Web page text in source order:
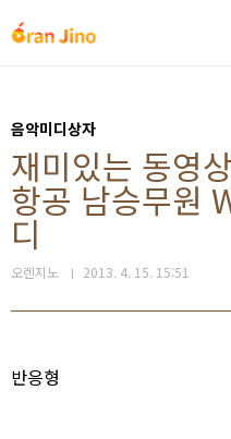
음악미디상자
재미있는 동영
항공 남승무원
디
오렌지노 2013. 4. 15. 15:51
반응형